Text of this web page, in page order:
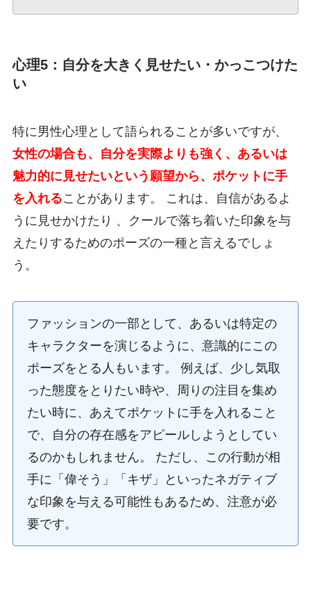
心理5：自分を大きく見せたい・かっこつけた
い
特に男性心理として語られることが多いですが、
女性の場合も、自分を実際よりも強く、あるいは
魅力的に見せたいという願望から、ポケットに手
を入れることがあります。 これは、自信があるよ
うに見せかけたり 、クールで落ち着いた印象を与
えたりするためのポーズの一種と言えるでしょ
う。
ファッションの一部として、あるいは特定の
キャラクターを演じるように、意識的にこの
ポーズをとる人もいます。 例えば、少し気取
った態度をとりたい時や、周りの注目を集め
たい時に、あえてポケットに手を入れること
で、自分の存在感をアピールしようとしてい
るのかもしれません。 ただし、この行動が相
手に「偉そう」「キザ」といったネガティブ
な印象を与える可能性もあるため、注意が必
要です。